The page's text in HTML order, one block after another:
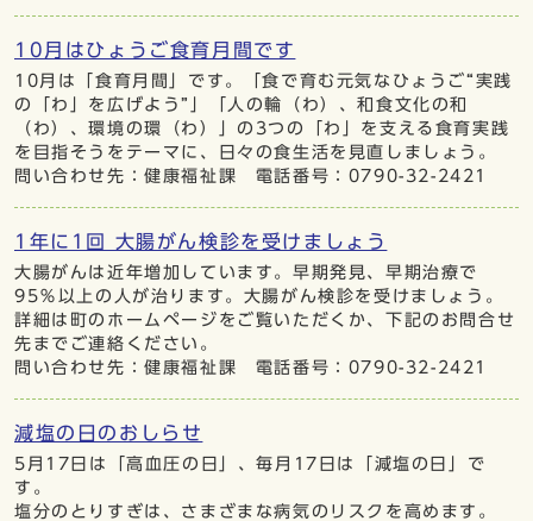
10月はひょうご食育月間です
10月は「食育月間」です。「食で育む元気なひょうご“実践
の「わ」を広げよう”」「人の輪（わ）、和食文化の和
（わ）、環境の環（わ）」の3つの「わ」を支える食育実践
を目指そうをテーマに、日々の食生活を見直しましょう。
問い合わせ先：健康福祉課 電話番号：0790-32-2421
1年に1回 大腸がん検診を受けましょう
大腸がんは近年増加しています。早期発見、早期治療で
95％以上の人が治ります。大腸がん検診を受けましょう。
詳細は町のホームページをご覧いただくか、下記のお問合せ
先までご連絡ください。
問い合わせ先：健康福祉課 電話番号：0790-32-2421
減塩の日のおしらせ
5月17日は「高血圧の日」、毎月17日は「減塩の日」で
す。
塩分のとりすぎは、さまざまな病気のリスクを高めます。